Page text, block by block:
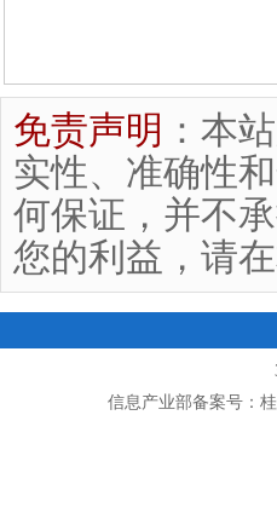
免责声明 ：本
实性、准确性
何保证，并不
您的利益，请
信息产业部备案号：